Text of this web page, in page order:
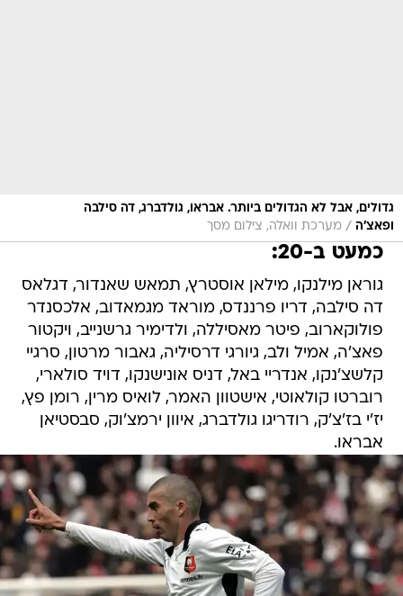
גדולים, אבל לא הגדולים ביותר. אבראו, גולדברג, דה סילבה
ופאצ'ה / מערכת וואלה, צילום מסך
כמעט ב-20:
גוראן מילנקו, מילאן אוסטרץ, תמאש שאנדור, דגלאס
דה סילבה, דריו פרננדס, מוראד מגמאדוב, אלכסנדר
פולוקארוב, פיטר מאסיללה, ולדימיר גרשנייב, ויקטור
פאצ'ה, אמיל ולב, גיורגי דרסיליה, גאבור מרטון, סרגיי
קלשצ'נקו, אנדריי באל, דניס אונישנקו, דויד סולארי,
רוברטו קולאוטי, אישטוון האמר, לואיס מרין, רומן פץ,
יז'י בז'צ'ק, רודריגו גולדברג, איוון ירמצ'וק, סבסטיאן
אבראו.